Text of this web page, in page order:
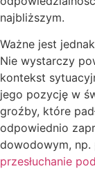
najbliższym.
Ważne jest
Nie wystarczy
kontekst
jego pozycję w
groźby, które
odpowiednio
dowodowym,
przesłuchanie